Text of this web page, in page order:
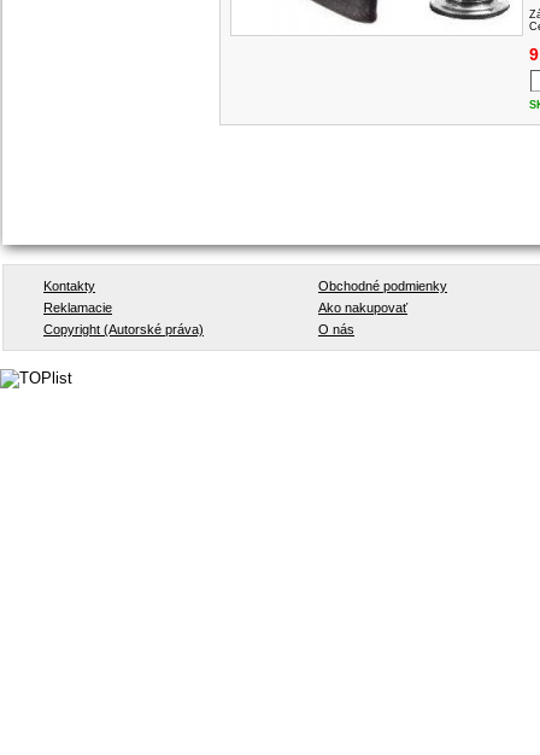
Kontakty
Obchodné podmienky
Reklamacie
Ako nakupovať
Copyright (Autorské práva)
O nás